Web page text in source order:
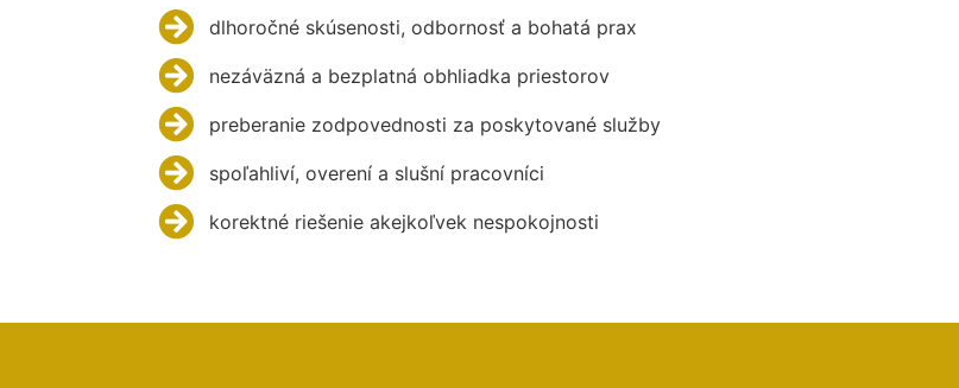
dlhoročné skúsenosti, odbornosť a bohatá prax
nezáväzná a bezplatná obhliadka priestorov
preberanie zodpovednosti za poskytované služby
spoľahliví, overení a slušní pracovníci
korektné riešenie akejkoľvek nespokojnosti